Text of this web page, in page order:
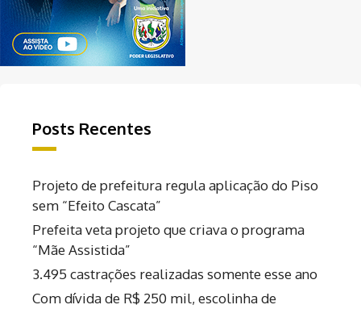
Posts Recentes
Projeto de prefeitura regula aplicação do Piso
sem “Efeito Cascata”
Prefeita veta projeto que criava o programa
“Mãe Assistida”
3.495 castrações realizadas somente esse ano
Com dívida de R$ 250 mil, escolinha de